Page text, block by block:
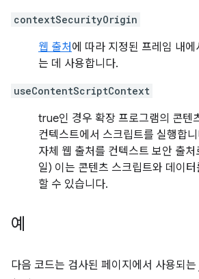
contextSecurityOrigin
웹 출처 에 따라 지정된 프레임 내
는 데 사용합니다.
useContentScriptContext
true인 경우 확장 프로그램의 콘텐
컨텍스트에서 스크립트를 실행합
자체 웹 출처를 컨텍스트 보안 출
일) 이는 콘텐츠 스크립트와 데이
할 수 있습니다.
예
다음 코드는 검사된 페이지에서 사용되